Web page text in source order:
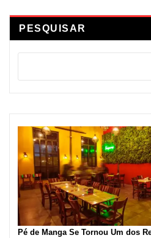
PESQUISAR
Pé de Manga Se Tornou Um dos